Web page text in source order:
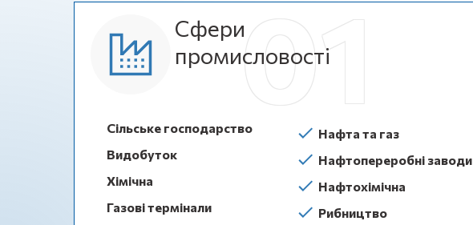
Сфери
промисловості
Сільське господарство
Видобуток
Хімічна
Газові термінали
Нафта та газ
Нафтопереробні заводи
Нафтохімічна
Рибництво